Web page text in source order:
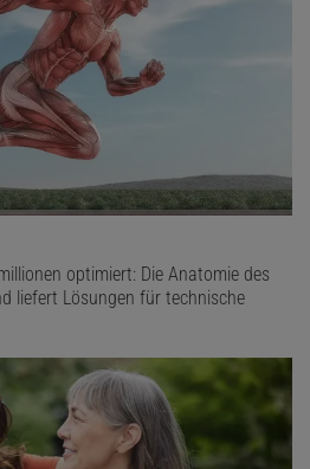
optimiert: Die Anatomie des
liefert Lösungen für technische